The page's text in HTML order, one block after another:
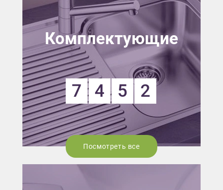
Комплектующие
7 4 5 2
Посмотреть все